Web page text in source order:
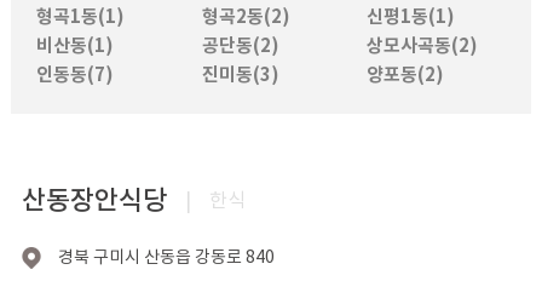
형곡1동(1)
형곡2동(2)
신평1동(1)
비산동(1)
공단동(2)
상모사곡동(2)
인동동(7)
진미동(3) 양포동(2)
산동장안식당 한식
경북 구미시 산동읍 강동로 840